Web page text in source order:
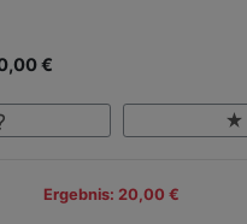
€
Ergebnis: 20,00 €